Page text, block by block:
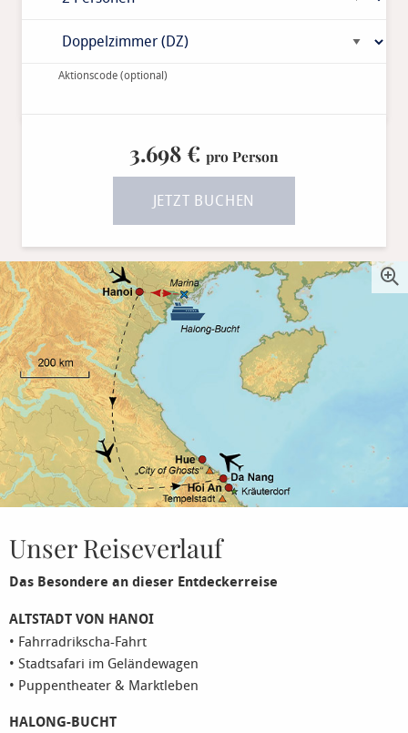
Aktionscode(optional)
3.698 € pro Person
JETZT BUCHEN
Unser Reiseverlauf
Das Besondere an dieser Entdeckerreise
ALTSTADT VON HANOI
• Fahrradrikscha-Fahrt
• Stadtsafari im Geländewagen
• Puppentheater & Marktleben
HALONG-BUCHT